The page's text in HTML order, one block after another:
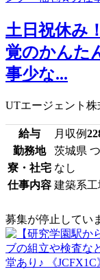
土日祝休み
覚のかんた
事少な...
UTエージェント株
給与 月収例
勤務地
茨城県
寮・社宅 なし
仕事内容 建築系
募集が停止してい